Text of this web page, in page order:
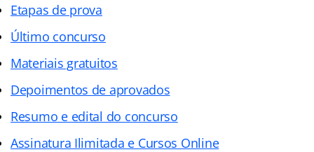
Etapas de prova
Último concurso
Materiais gratuitos
Depoimentos de aprovados
Resumo e edital do concurso
Assinatura Ilimitada e Cursos Online